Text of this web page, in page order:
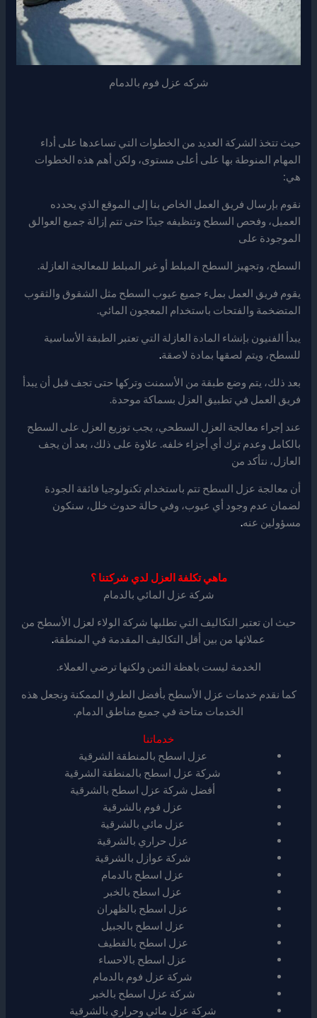
شركه عزل فوم بالدمام
حيث تتخذ الشركة العديد من الخطوات التي تساعدها على أداء
المهام المنوطة بها على أعلى مستوى، ولكن أهم هذه الخطوات
هي:
نقوم بإرسال فريق العمل الخاص بنا إلى الموقع الذي يحدده
العميل، وفحص السطح وتنظيفه جيدًا حتى تتم إزالة جميع العوالق
الموجودة على
السطح، وتجهيز السطح المبلط أو غير المبلط للمعالجة العازلة.
يقوم فريق العمل بملء جميع عيوب السطح مثل الشقوق والثقوب
المتضخمة والفتحات باستخدام المعجون المائي.
يبدأ الفنيون بإنشاء المادة العازلة التي تعتبر الطبقة الأساسية
للسطح، ويتم لصقها بمادة لاصقة.
بعد ذلك، يتم وضع طبقة من الأسمنت وتركها حتى تجف قبل أن يبدأ
فريق العمل في تطبيق العزل بسماكة موحدة.
عند إجراء معالجة العزل السطحي، يجب توزيع العزل على السطح
بالكامل وعدم ترك أي أجزاء خلفه. علاوة على ذلك، بعد أن يجف
العازل، نتأكد من
أن معالجة عزل السطح تتم باستخدام تكنولوجيا فائقة الجودة
لضمان عدم وجود أي عيوب، وفي حالة حدوث خلل، سنكون
مسؤولين عنه.
ماهي تكلفة العزل لدي شركتنا ؟
شركة عزل المائي بالدمام
حيث ان تعتبر التكاليف التي تطلبها شركة الولاء لعزل الأسطح من
عملائها من بين أقل التكاليف المقدمة في المنطقة.
الخدمة ليست باهظة الثمن ولكنها ترضي العملاء.
كما نقدم خدمات عزل الأسطح بأفضل الطرق الممكنة ونجعل هذه
الخدمات متاحة في جميع مناطق الدمام.
خدماتنا
عزل اسطح بالمنطقة الشرقية
شركة عزل اسطح بالمنطقة الشرقية
أفضل شركة عزل اسطح بالشرقية
عزل فوم بالشرقية
عزل مائي بالشرقية
عزل حراري بالشرقية
شركة عوازل بالشرقية
عزل اسطح بالدمام
عزل اسطح بالخبر
عزل اسطح بالظهران
عزل اسطح بالجبيل
عزل اسطح بالقطيف
عزل اسطح بالاحساء
شركة عزل فوم بالدمام
شركة عزل اسطح بالخبر
شركة عزل مائي وحراري بالشرقية